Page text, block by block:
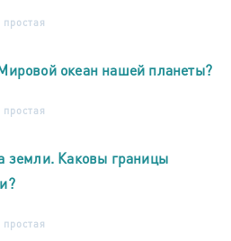
простая
океан нашей планеты?
простая
земли. Каковы границы
простая